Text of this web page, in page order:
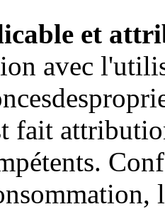
et
avec
fait